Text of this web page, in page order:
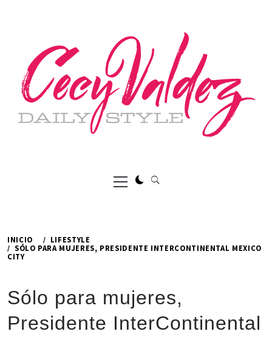
Menú
principal
INICIO
LIFESTYLE
SÓLO PARA MUJERES, PRESIDENTE INTERCONTINENTAL MEXICO
CITY
Sólo para mujeres,
Presidente InterContinental